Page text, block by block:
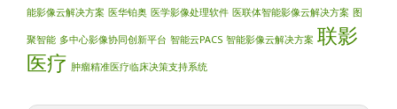
能影像云解决方案 医华铂奥 医学影像处理软件 医联体智能影像云解决方案 图
聚智能 多中心影像协同创新平台 智能云PACS 智能影像云解决方案 联影
医疗 肿瘤精准医疗临床决策支持系统